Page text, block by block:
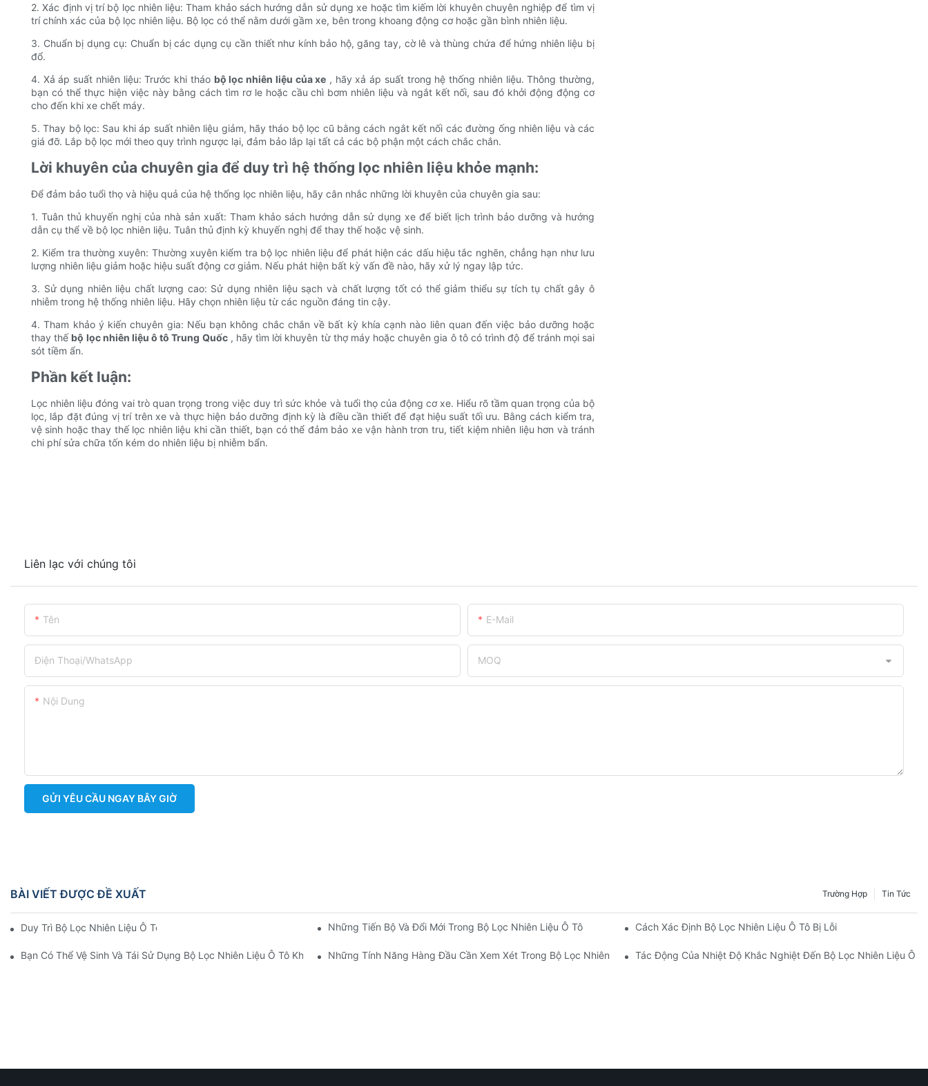
2. Xác định vị trí bộ lọc nhiên liệu: Tham khảo sách hướng dẫn sử dụng xe hoặc tìm kiếm lời khuyên chuyên nghiệp để tìm vị
trí chính xác của bộ lọc nhiên liệu. Bộ lọc có thể nằm dưới gầm xe, bên trong khoang động cơ hoặc gần bình nhiên liệu.
3. Chuẩn bị dụng cụ: Chuẩn bị các dụng cụ cần thiết như kính bảo hộ, găng tay, cờ lê và thùng chứa để hứng nhiên liệu bị
đổ.
4. Xả áp suất nhiên liệu: Trước khi tháo bộ lọc nhiên liệu của xe , hãy xả áp suất trong hệ thống nhiên liệu. Thông thường,
bạn có thể thực hiện việc này bằng cách tìm rơ le hoặc cầu chì bơm nhiên liệu và ngắt kết nối, sau đó khởi động động cơ
cho đến khi xe chết máy.
5. Thay bộ lọc: Sau khi áp suất nhiên liệu giảm, hãy tháo bộ lọc cũ bằng cách ngắt kết nối các đường ống nhiên liệu và các
giá đỡ. Lắp bộ lọc mới theo quy trình ngược lại, đảm bảo lắp lại tất cả các bộ phận một cách chắc chắn.
Lời khuyên của chuyên gia để duy trì hệ thống lọc nhiên liệu khỏe mạnh:
Để đảm bảo tuổi thọ và hiệu quả của hệ thống lọc nhiên liệu, hãy cân nhắc những lời khuyên của chuyên gia sau:
1. Tuân thủ khuyến nghị của nhà sản xuất: Tham khảo sách hướng dẫn sử dụng xe để biết lịch trình bảo dưỡng và hướng
dẫn cụ thể về bộ lọc nhiên liệu. Tuân thủ định kỳ khuyến nghị để thay thế hoặc vệ sinh.
2. Kiểm tra thường xuyên: Thường xuyên kiểm tra bộ lọc nhiên liệu để phát hiện các dấu hiệu tắc nghẽn, chẳng hạn như lưu
lượng nhiên liệu giảm hoặc hiệu suất động cơ giảm. Nếu phát hiện bất kỳ vấn đề nào, hãy xử lý ngay lập tức.
3. Sử dụng nhiên liệu chất lượng cao: Sử dụng nhiên liệu sạch và chất lượng tốt có thể giảm thiểu sự tích tụ chất gây ô
nhiễm trong hệ thống nhiên liệu. Hãy chọn nhiên liệu từ các nguồn đáng tin cậy.
4. Tham khảo ý kiến ​​chuyên gia: Nếu bạn không chắc chắn về bất kỳ khía cạnh nào liên quan đến việc bảo dưỡng hoặc
thay thế bộ lọc nhiên liệu ô tô Trung Quốc, hãy tìm lời khuyên từ thợ máy hoặc chuyên gia ô tô có trình độ để tránh mọi sai
sót tiềm ẩn.
Phần kết luận:
Lọc nhiên liệu đóng vai trò quan trọng trong việc duy trì sức khỏe và tuổi thọ của động cơ xe. Hiểu rõ tầm quan trọng của bộ
lọc, lắp đặt đúng vị trí trên xe và thực hiện bảo dưỡng định kỳ là điều cần thiết để đạt hiệu suất tối ưu. Bằng cách kiểm tra,
vệ sinh hoặc thay thế lọc nhiên liệu khi cần thiết, bạn có thể đảm bảo xe vận hành trơn tru, tiết kiệm nhiên liệu hơn và tránh
chi phí sửa chữa tốn kém do nhiên liệu bị nhiễm bẩn.
Liên lạc với chúng tôi
Tên E-Mail
Điện Thoại/WhatsApp MOQ
Nội Dung
GỬI YÊU CẦU NGAY BÂY GIỜ
BÀI VIẾT ĐƯỢC ĐỀ XUẤT Tin Tức
Trường Hợp
Duy Trì Bộ Lọc Nhiên Liệu Ô Tô Hiệu Suất Cao Những Tiến Bộ Và Đổi Mới Trong Bộ Lọc Nhiên Liệu Ô Tô Cách Xác Định Bộ Lọc Nhiên Liệu Ô Tô Bị Lỗi
Bạn Có Thể Vệ Sinh Và Tái Sử Dụng Bộ Lọc Nhiên Liệu Ô Tô Không? Những Tính Năng Hàng Đầu Cần Xem Xét Trong Bộ Lọc Nhiên Liệu Ô TôTác Động Của Nhiệt Độ Khắc Nghiệt Đến Bộ Lọc Nhiên Liệu Ô